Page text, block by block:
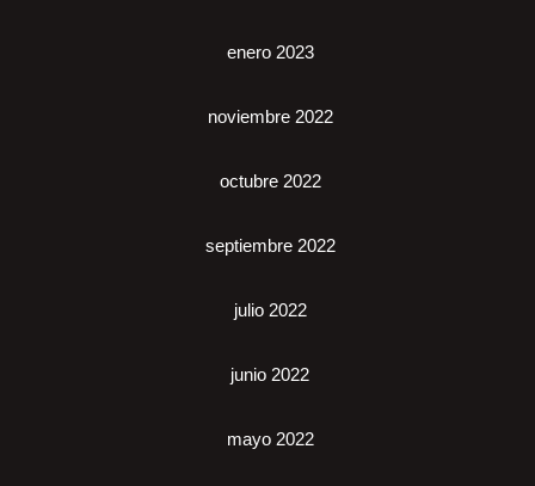
enero 2023
noviembre 2022
octubre 2022
septiembre 2022
julio 2022
junio 2022
mayo 2022